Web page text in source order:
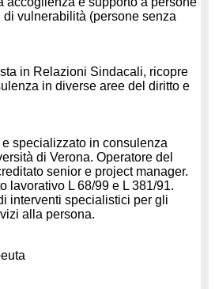
vulnerabilità (persone senza
in Relazioni Sindacali, ricopre
in diverse aree del diritto e
specializzato in consulenza
di Verona. Operatore del
senior e project manager.
lavorativo L 68/99 e L 381/91.
interventi specialistici per gli
alla persona.